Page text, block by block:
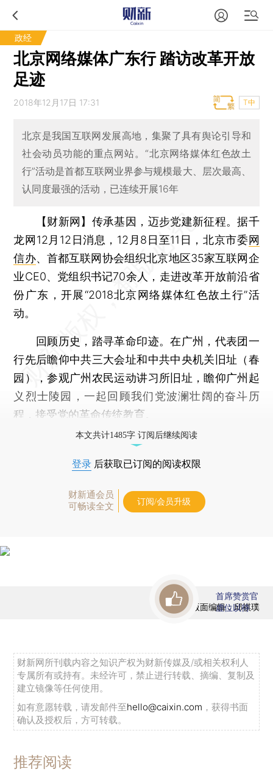
政经
北京网络媒体广东行 踏访改革开放
足迹
2018年12月17日 17:31 T中
北京是我国互联网发展高地，集聚了具有舆论引导和
社会动员功能的重点网站。“北京网络媒体红色故土
行”活动是首都互联网业界参与规模最大、层次最高、
认同度最强的活动，已连续开展16年
【财新网】 传承基因，迈步党建新征程。据千
龙网12月12日消息，12月8日至11日，北京市委网
信办、首都互联网协会组织北京地区35家互联网企
业CE0、党组织书记70余人，走进改革开放前沿省
份广东，开展“2018北京网络媒体红色故土行”活
动。
回顾历史，踏寻革命印迹。在广州，代表团一
行先后瞻仰中共三大会址和中共中央机关旧址（春
园），参观广州农民运动讲习所旧址，瞻仰广州起
义烈士陵园，一起回顾我们党波澜壮阔的奋斗历
程，接受党的革命传统教育。
本文共计1485字 订阅后继续阅读
登录 后获取已订阅的阅读权限
财新通会员
可畅读全文
订阅/会员升级
版面编辑：邱祺璞
首席赞赏官
虚位以待
财新网所刊载内容之知识产权为财新传媒及/或相关权利人
专属所有或持有。未经许可，禁止进行转载、摘编、复制及
建立镜像等任何使用。
如有意愿转载，请发邮件至hello@caixin.com ，获得书面
确认及授权后，方可转载。
推荐阅读